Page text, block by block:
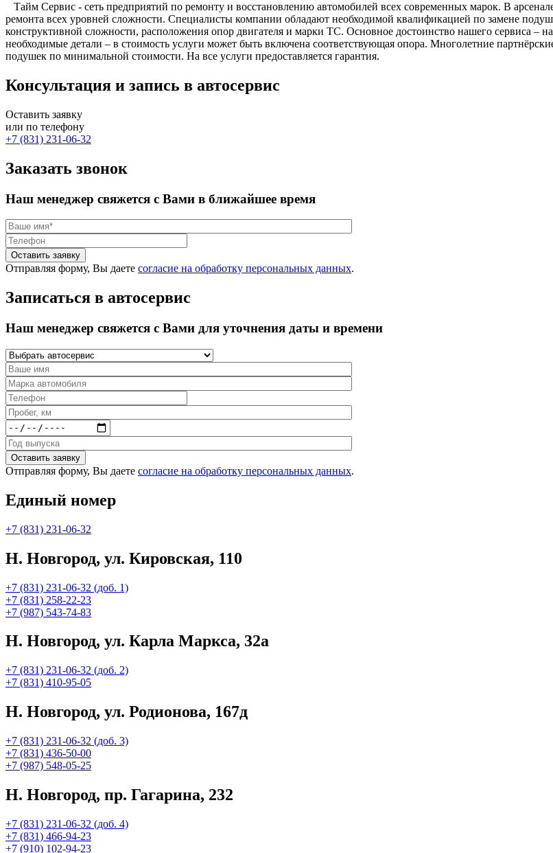
Тайм Сервис - сеть предприятий по ремонту и восстановлению автомобилей всех современных марок. В
ремонта всех уровней сложности. Специалисты компании обладают необходимой квалификацией по замене
конструктивной сложности, расположения опор двигателя и марки ТС. Основное достоинство нашего сервиса –
необходимые детали – в стоимость услуги может быть включена соответствующая опора. Многолетние
подушек по минимальной стоимости. На все услуги предоставляется гарантия.
Консультация и запись в автосервис
Оставить заявку
или по телефону
+7 (831) 231-06-32
Заказать звонок
Наш менеджер свяжется с Вами в ближайшее время
Отправляя форму, Вы даете согласие на обработку персональных данных.
Записаться в автосервис
Наш менеджер свяжется с Вами для уточнения даты и времени
Отправляя форму, Вы даете согласие на обработку персональных данных.
Единый номер
+7 (831) 231-06-32
Н. Новгород, ул. Кировская, 110
+7 (831) 231-06-32 (доб. 1)
+7 (831) 258-22-23
+7 (987) 543-74-83
Н. Новгород, ул. Карла Маркса, 32а
+7 (831) 231-06-32 (доб. 2)
+7 (831) 410-95-05
Н. Новгород, ул. Родионова, 167д
+7 (831) 231-06-32 (доб. 3)
+7 (831) 436-50-00
+7 (987) 548-05-25
Н. Новгород, пр. Гагарина, 232
+7 (831) 231-06-32 (доб. 4)
+7 (831) 466-94-23
+7 (910) 102-94-23